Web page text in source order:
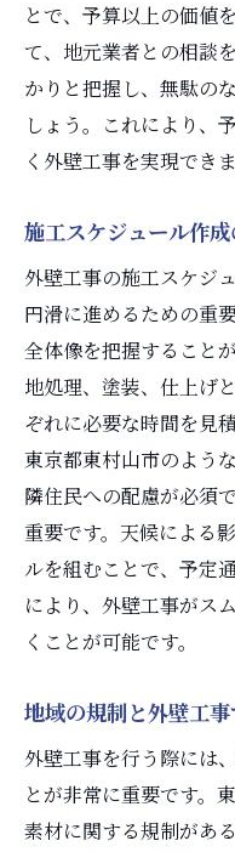
とで、予算以上の価値
て、地元業者との相談
かりと把握し、無駄の
しょう。これにより、
く外壁工事を実現できま
施工スケジュール作
外壁工事の施工スケジ
円滑に進めるための重
全体像を把握すること
地処理、塗装、仕上げ
ぞれに必要な時間を見
東京都東村山市のよう
隣住民への配慮が必須
重要です。天候による
ルを組むことで、予定
により、外壁工事がス
くことが可能です。
地域の規制と外壁工
外壁工事を行う際には
とが非常に重要です。
素材に関する規制があ